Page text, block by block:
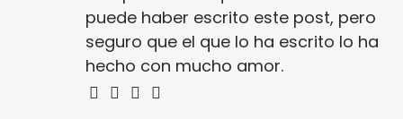
puede haber escrito este post, pero
seguro que el que lo ha escrito lo ha
hecho con mucho amor.